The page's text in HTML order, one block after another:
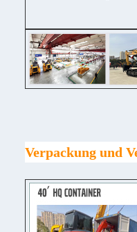
Verpackung und